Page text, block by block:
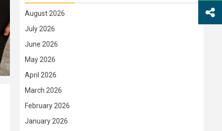
August 2026
July 2026
June 2026
May 2026
April 2026
March 2026
February 2026
January 2026